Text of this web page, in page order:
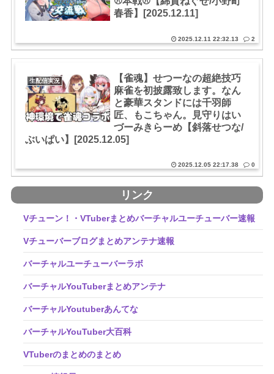
春香】[2025.12.11]
2025.12.11 22:32.13 2
生配信実況
【雀魂】せつーなの超絶技巧
麻雀を初披露致します。なん
と豪華スタンドには千羽師
匠、もこちゃん。見守りはい
づーみきらーめ【斜落せつな/
ぶいぱい】[2025.12.05]
2025.12.05 22:17.38 0
リンク
Vチューン！・VTuberまとめバーチャルユーチューバー速報
Vチューバーブログまとめアンテナ速報
バーチャルユーチューバーラボ
バーチャルYouTuberまとめアンテナ
バーチャルYoutuberあんてな
バーチャルYouTuber大百科
VTuberのまとめのまとめ